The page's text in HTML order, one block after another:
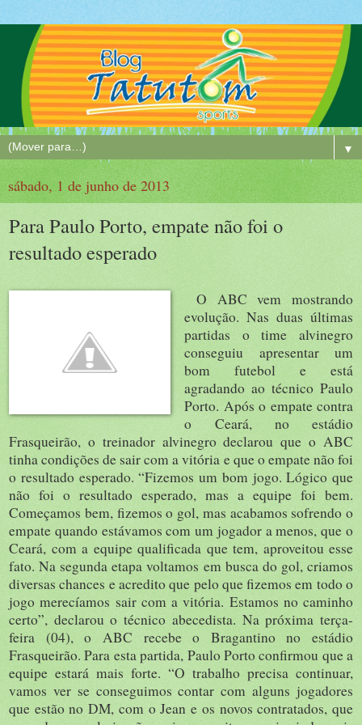
▼
sábado, 1 de junho de 2013
Para Paulo Porto, empate não foi o
resultado esperado
O ABC vem mostrando
evolução. Nas duas últimas
partidas o time alvinegro
conseguiu apresentar um
bom futebol e está
agradando ao técnico Paulo
Porto. Após o empate contra
o Ceará, no estádio
Frasqueirão, o treinador alvinegro declarou que o ABC
tinha condições de sair com a vitória e que o empate não foi
o resultado esperado. “Fizemos um bom jogo. Lógico que
não foi o resultado esperado, mas a equipe foi bem.
Começamos bem, fizemos o gol, mas acabamos sofrendo o
empate quando estávamos com um jogador a menos, que o
Ceará, com a equipe qualificada que tem, aproveitou esse
fato. Na segunda etapa voltamos em busca do gol, criamos
diversas chances e acredito que pelo que fizemos em todo o
jogo merecíamos sair com a vitória. Estamos no caminho
certo”, declarou o técnico abecedista. Na próxima terça-
feira (04), o ABC recebe o Bragantino no estádio
Frasqueirão. Para esta partida, Paulo Porto confirmou que a
equipe estará mais forte. “O trabalho precisa continuar,
vamos ver se conseguimos contar com alguns jogadores
que estão no DM, com o Jean e os novos contratados, que